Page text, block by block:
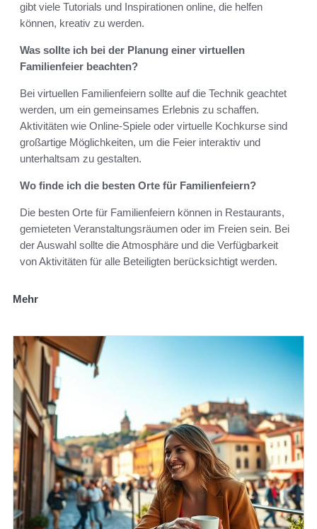
gibt viele Tutorials und Inspirationen online, die helfen
können, kreativ zu werden.
Was sollte ich bei der Planung einer virtuellen
Familienfeier beachten?
Bei virtuellen Familienfeiern sollte auf die Technik geachtet
werden, um ein gemeinsames Erlebnis zu schaffen.
Aktivitäten wie Online-Spiele oder virtuelle Kochkurse sind
großartige Möglichkeiten, um die Feier interaktiv und
unterhaltsam zu gestalten.
Wo finde ich die besten Orte für Familienfeiern?
Die besten Orte für Familienfeiern können in Restaurants,
gemieteten Veranstaltungsräumen oder im Freien sein. Bei
der Auswahl sollte die Atmosphäre und die Verfügbarkeit
von Aktivitäten für alle Beteiligten berücksichtigt werden.
Mehr